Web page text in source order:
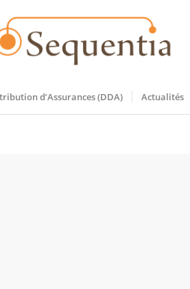
d’Assurances (DDA) Actualités